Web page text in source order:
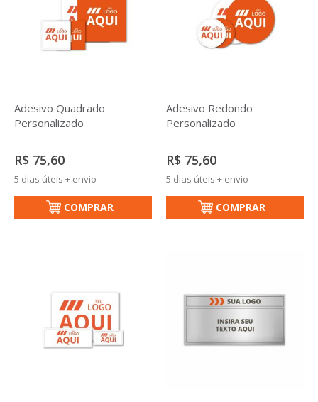
Adesivo Quadrado
Personalizado
R$ 75,60
5 dias úteis + envio
COMPRAR
Adesivo Redondo
Personalizado
R$ 75,60
5 dias úteis + envio
COMPRAR